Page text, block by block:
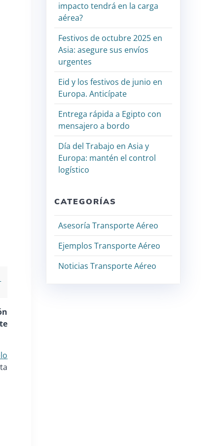
impacto tendrá en la carga
aérea?
Festivos de octubre 2025 en
Asia: asegure sus envíos
urgentes
Eid y los festivos de junio en
Europa. Anticípate
Entrega rápida a Egipto con
mensajero a bordo
Día del Trabajo en Asia y
Europa: mantén el control
logístico
CATEGORÍAS
Asesoría Transporte Aéreo
Ejemplos Transporte Aéreo
Noticias Transporte Aéreo